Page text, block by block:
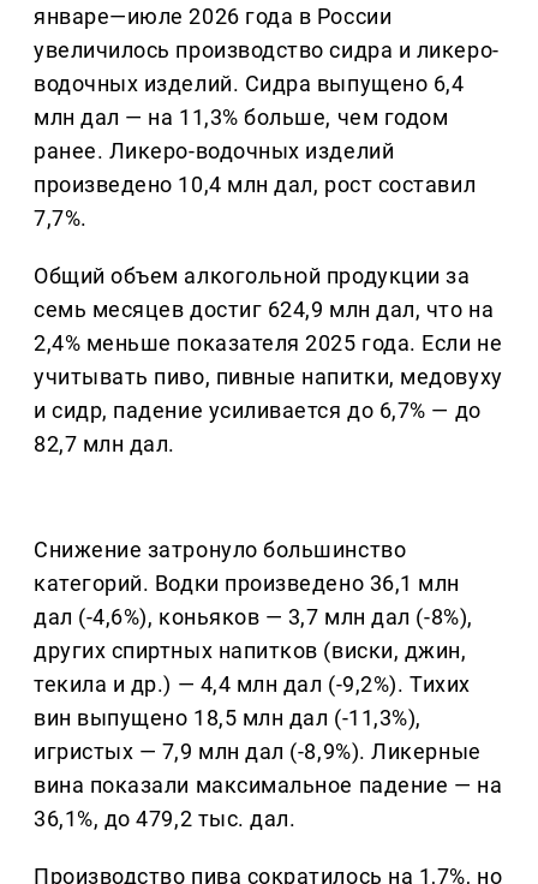
январе—июле 2026 года в России
увеличилось производство сидра и ликеро-
водочных изделий. Сидра выпущено 6,4
млн дал — на 11,3% больше, чем годом
ранее. Ликеро-водочных изделий
произведено 10,4 млн дал, рост составил
7,7%.
Общий объем алкогольной продукции за
семь месяцев достиг 624,9 млн дал, что на
2,4% меньше показателя 2025 года. Если не
учитывать пиво, пивные напитки, медовуху
и сидр, падение усиливается до 6,7% — до
82,7 млн дал.
Снижение затронуло большинство
категорий. Водки произведено 36,1 млн
дал (-4,6%), коньяков — 3,7 млн дал (-8%),
других спиртных напитков (виски, джин,
текила и др.) — 4,4 млн дал (-9,2%). Тихих
вин выпущено 18,5 млн дал (-11,3%),
игристых — 7,9 млн дал (-8,9%). Ликерные
вина показали максимальное падение — на
36,1%, до 479,2 тыс. дал.
Производство пива сократилось на 1,7%, но